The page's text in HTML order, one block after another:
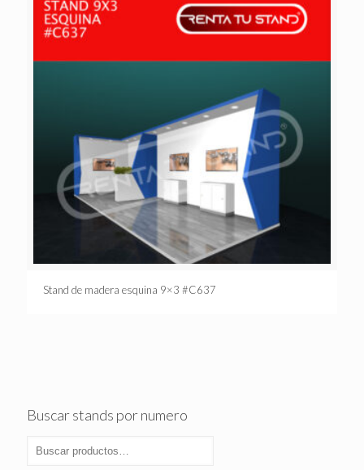
Stand de madera esquina 9×3 #C637
Buscar stands por numero